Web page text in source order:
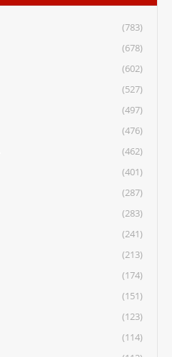
(783)
(678)
(602)
(527)
(497)
(476)
(462)
(401)
(287)
(283)
(241)
(213)
(174)
(151)
(123)
(114)